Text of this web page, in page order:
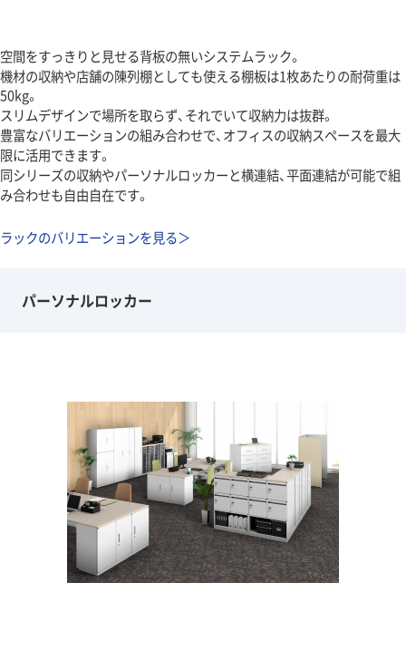
空間をすっきりと見せる背板の無いシステムラック。
機材の収納や店舗の陳列棚としても使える棚板は1枚あたりの耐荷重は
50kg。
スリムデザインで場所を取らず、それでいて収納力は抜群。
豊富なバリエーションの組み合わせで、オフィスの収納スペースを最大
限に活用できます。
同シリーズの収納やパーソナルロッカーと横連結、平面連結が可能で組
み合わせも自由自在です。
ラックのバリエーションを見る＞
パーソナルロッカー